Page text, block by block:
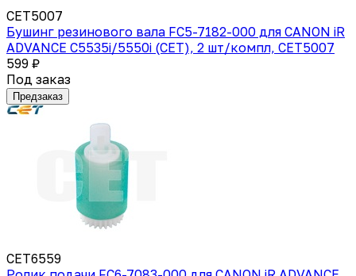
CET5007
Бушинг резинового вала FC5-7182-000 для CANON iR
ADVANCE C5535i/5550i (CET), 2 шт/компл, CET5007
599 ₽
Под заказ
Предзаказ
CET6559